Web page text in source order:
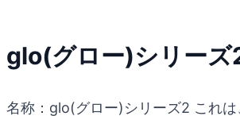
glo(グロー)シリーズ
名称：glo(グロー)シリーズ2 これ